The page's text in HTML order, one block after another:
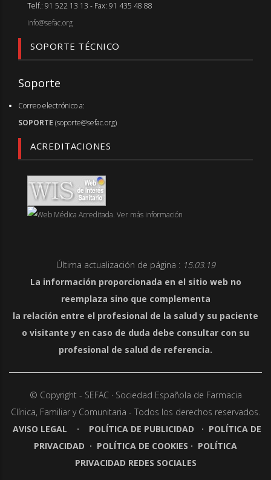
Telf.: 91 522 13 13 - Fax: 91 435 48 88
info@sefac.org
SOPORTE TÉCNICO
Soporte
Correo electrónico a:
SOPORTE (soporte@sefac.org)
ACREDITACIONES
Última actualización de página : 15.03.19
La información proporcionada en el sitio web no
reemplaza sino que complementa
la relación entre el profesional de la salud y su paciente
o visitante y en caso de duda debe consultar con su
profesional de salud de referencia.
© Copyright - SEFAC · Sociedad Española de Farmacia
Clínica, Familiar y Comunitaria - Todos los derechos reservados.
AVISO LEGAL
· POLÍTICA DE PUBLICIDAD · POLÍTICA DE
PRIVACIDAD · POLÍTICA DE COOKIES · POLÍTICA
PRIVACIDAD REDES SOCIALES